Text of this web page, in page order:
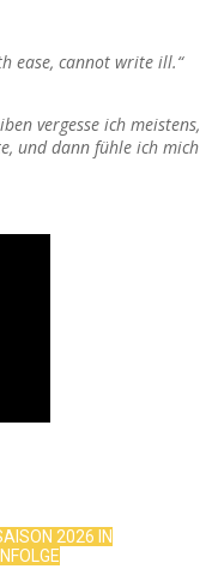
ease, cannot write ill.“
vergesse ich meistens,
und dann fühle ich mich
2026 IN